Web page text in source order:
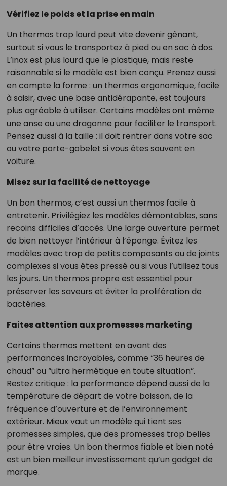
Vérifiez le poids et la prise en main
Un thermos trop lourd peut vite devenir gênant,
surtout si vous le transportez à pied ou en sac à dos.
L’inox est plus lourd que le plastique, mais reste
raisonnable si le modèle est bien conçu. Prenez aussi
en compte la forme : un thermos ergonomique, facile
à saisir, avec une base antidérapante, est toujours
plus agréable à utiliser. Certains modèles ont même
une anse ou une dragonne pour faciliter le transport.
Pensez aussi à la taille : il doit rentrer dans votre sac
ou votre porte-gobelet si vous êtes souvent en
voiture.
Misez sur la facilité de nettoyage
Un bon thermos, c’est aussi un thermos facile à
entretenir. Privilégiez les modèles démontables, sans
recoins difficiles d’accès. Une large ouverture permet
de bien nettoyer l’intérieur à l’éponge. Évitez les
modèles avec trop de petits composants ou de joints
complexes si vous êtes pressé ou si vous l’utilisez tous
les jours. Un thermos propre est essentiel pour
préserver les saveurs et éviter la prolifération de
bactéries.
Faites attention aux promesses marketing
Certains thermos mettent en avant des
performances incroyables, comme “36 heures de
chaud” ou “ultra hermétique en toute situation”.
Restez critique : la performance dépend aussi de la
température de départ de votre boisson, de la
fréquence d’ouverture et de l’environnement
extérieur. Mieux vaut un modèle qui tient ses
promesses simples, que des promesses trop belles
pour être vraies. Un bon thermos fiable et bien noté
est un bien meilleur investissement qu’un gadget de
marque.